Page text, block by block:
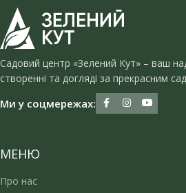
Садовий центр «Зелений Кут» – ваш
створенні та догляді за прекрасним
Ми у соцмережах:
МЕНЮ
Про нас